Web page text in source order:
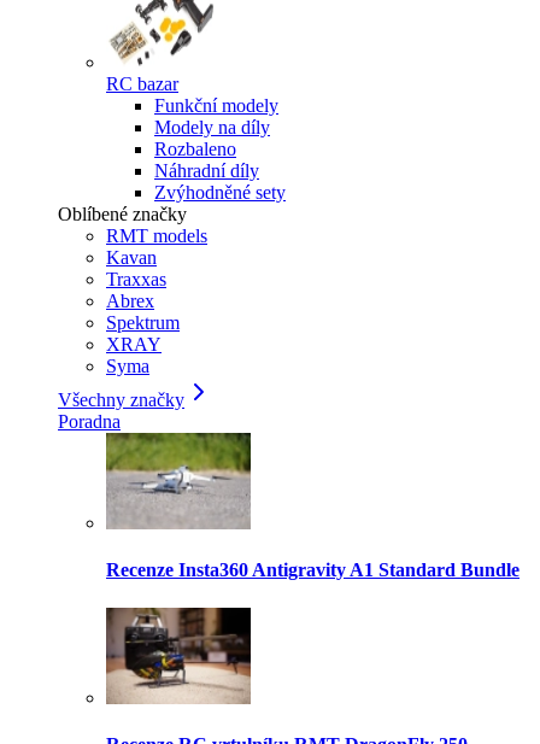
RC bazar
Funkční modely
Modely na díly
Rozbaleno
Náhradní díly
Zvýhodněné sety
Oblíbené značky
RMT models
Kavan
Traxxas
Abrex
Spektrum
XRAY
Syma
Všechny značky
Poradna
Recenze Insta360 Antigravity A1 Standard Bundle